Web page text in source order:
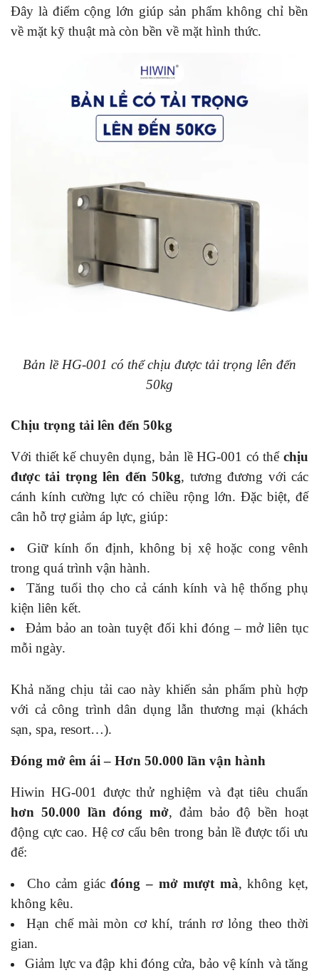
Đây là điểm cộng lớn giúp sản phẩm không chỉ bền
về mặt kỹ thuật mà còn bền về mặt hình thức.
Bản lề HG-001 có thể chịu được tải trọng lên đến
50kg
Chịu trọng tải lên đến 50kg
Với thiết kế chuyên dụng, bản lề HG-001 có thể chịu
được tải trọng lên đến 50kg, tương đương với các
cánh kính cường lực có chiều rộng lớn. Đặc biệt, đế
cân hỗ trợ giảm áp lực, giúp:
Giữ kính ổn định, không bị xệ hoặc cong vênh
trong quá trình vận hành.
Tăng tuổi thọ cho cả cánh kính và hệ thống phụ
kiện liên kết.
Đảm bảo an toàn tuyệt đối khi đóng – mở liên tục
mỗi ngày.
Khả năng chịu tải cao này khiến sản phẩm phù hợp
với cả công trình dân dụng lẫn thương mại (khách
sạn, spa, resort…).
Đóng mở êm ái – Hơn 50.000 lần vận hành
Hiwin HG-001 được thử nghiệm và đạt tiêu chuẩn
hơn 50.000 lần đóng mở, đảm bảo độ bền hoạt
động cực cao. Hệ cơ cấu bên trong bản lề được tối ưu
để:
Cho cảm giácđóng – mở mượt mà, không kẹt,
không kêu.
Hạn chế mài mòn cơ khí, tránh rơ lỏng theo thời
gian.
Giảm lực va đập khi đóng cửa, bảo vệ kính và tăng